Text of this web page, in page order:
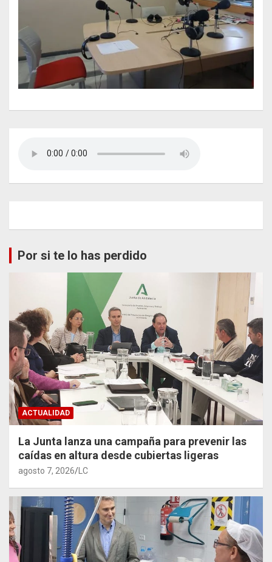
Por si te lo has perdido
ACTUALIDAD
La Junta lanza una campaña para prevenir las
caídas en altura desde cubiertas ligeras
agosto 7, 2026 LC